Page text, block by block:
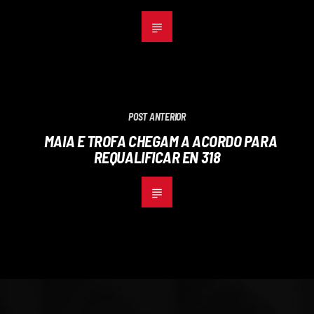
POST ANTERIOR
MAIA E TROFA CHEGAM A ACORDO PARA
REQUALIFICAR EN 318